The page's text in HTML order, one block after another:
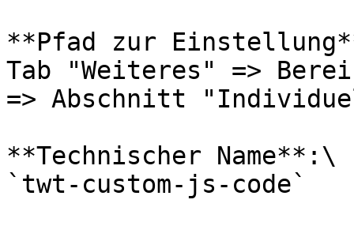
**Pfad zur
Tab "Weiteres" =>
=> Abschnitt
**Technischer Name**:\
`twt-custom-js-code`